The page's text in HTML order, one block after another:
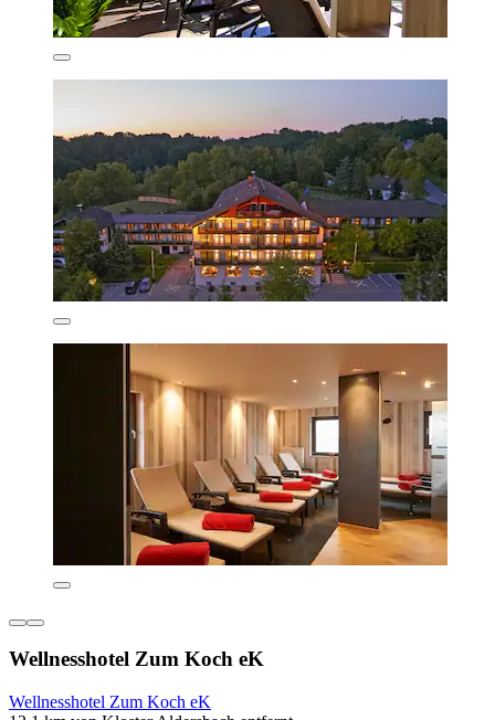
Wellnesshotel Zum Koch eK
Wellnesshotel Zum Koch eK